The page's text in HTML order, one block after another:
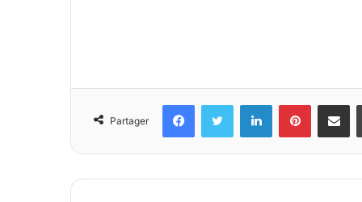
Partager
FacebookTwitter LinkedinPinterest